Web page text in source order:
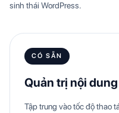
sinh thái WordPress.
CÓ SẴN
Quản trị nội
Tập trung vào tốc độ thao